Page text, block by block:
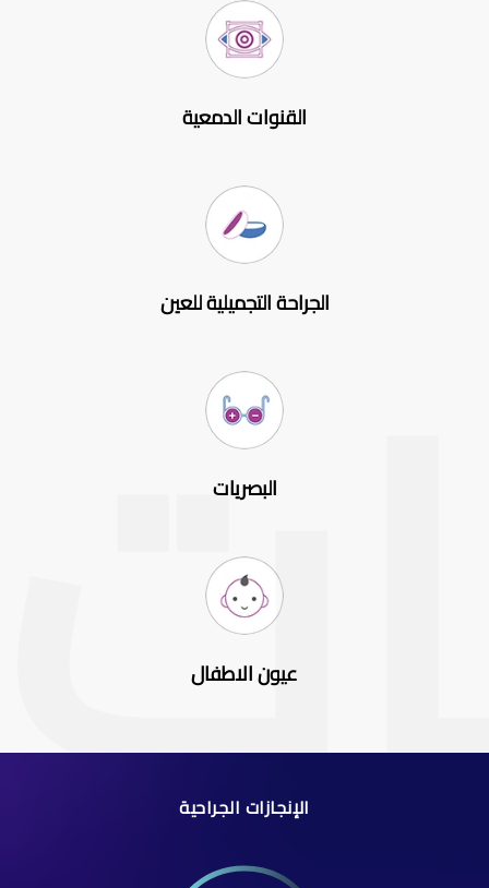
القنوات الدمعية
الجراحة التجميلية للعين
البصريات
عيون الاطفال
الإنجازات الجراحية